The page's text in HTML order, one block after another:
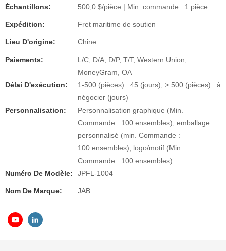
Échantillons: 500,0 $/pièce | Min. commande : 1 pièce
Expédition: Fret maritime de soutien
Lieu D'origine: Chine
Paiements:
L/C, D/A, D/P, T/T, Western Union,
MoneyGram, OA
Délai D'exécution:
1-500 (pièces) : 45 (jours), > 500 (pièces) : à
négocier (jours)
Personnalisation:
Personnalisation graphique (Min.
Commande : 100 ensembles), emballage
personnalisé (min. Commande :
100 ensembles), logo/motif (Min.
Commande : 100 ensembles)
Numéro De Modèle:
JPFL-1004
Nom De Marque: JAB